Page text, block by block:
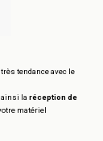
très tendance avec le
la réception de
matériel